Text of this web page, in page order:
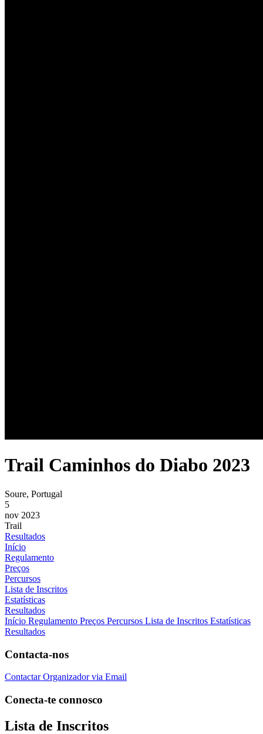
Trail Caminhos do Diabo 2023
Soure, Portugal
5
nov 2023
Trail
Resultados
Início
Regulamento
Preços
Percursos
Lista de Inscritos
Estatísticas
Resultados
Início Regulamento Preços Percursos Lista de Inscritos Estatísticas
Resultados
Contacta-nos
Contactar Organizador via Email
Conecta-te connosco
Lista de Inscritos